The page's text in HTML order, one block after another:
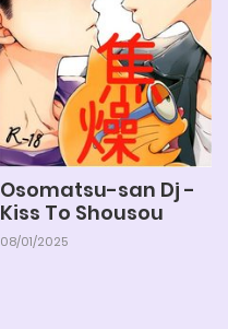
Osomatsu-san Dj -
Kiss To Shousou
08/01/2025